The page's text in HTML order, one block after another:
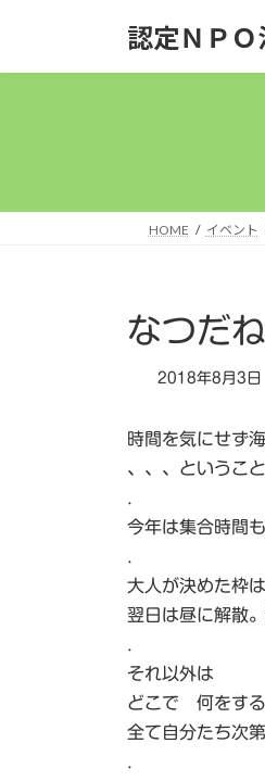
認定ＮＰ
HOME イベント
なつだ
2018年8月3日
時間を気にせず
、、、というこ
今年は集合時間
大人が決めた枠
翌日は昼に解散
それ以外は
どこで 何をす
全て自分たち次第